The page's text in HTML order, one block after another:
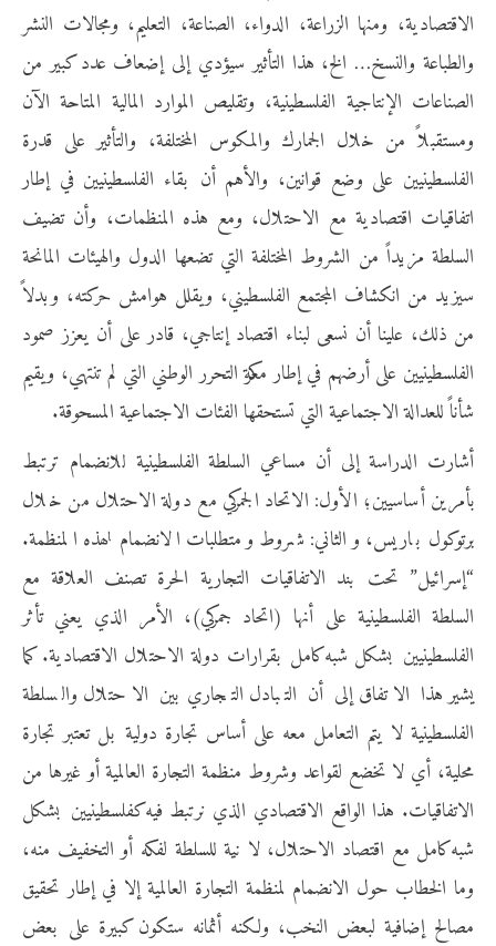
الاقتصادية، ومنها الزراعة، الدواء، الصناعة، التعليم، ومجالات النشر
والطباعة والنسخ… الخ، هذا التأثير سيؤدي إلى إضعاف عدد كبير من
الصناعات الإنتاجية الفلسطينية، وتقليص الموارد المالية المتاحة الآن
ومستقبلاً من خلال الجمارك والمكوس المختلفة، والتأثير على قدرة
الفلسطينيين على وضع قوانين، والأهم أن بقاء الفلسطينيين في إطار
اتفاقيات اقتصادية مع الاحتلال، ومع هذه المنظمات، وأن تضيف
السلطة مزيداً من الشروط المختلفة التي تضعها الدول والهيئات المانحة
سيزيد من انكشاف المجتمع الفلسطيني، ويقلل هوامش حركته، وبدلاً
من ذلك، علينا أن نسعى لبناء اقتصاد إنتاجي، قادر على أن يعزز صمود
الفلسطينيين على أرضهم في إطار معركة التحرر الوطني التي لم تنتهي، ويقيم
شأناً للعدالة الاجتماعية التي تستحقها الفئات الاجتماعية المسحوقة.
أشارت الدراسة إلى أن مساعي السلطة الفلسطينية للانضمام ترتبط
بأمرين أساسيين؛ الأول: الاتحاد الجمركي مع دولة الاحتلال من خلال
برتوكول باريس، والثاني: شروط ومتطلبات الانضمام لهذه المنظمة.
“إسرائيل” تحت بند الاتفاقيات التجارية الحرة تصنف العلاقة مع
السلطة الفلسطينية على أنها (اتحاد جمركي)، الأمر الذي يعني تأثر
الفلسطينيين بشكل شبه كامل بقرارات دولة الاحتلال الاقتصادية. كما
يشير هذا الاتفاق إلى أن التبادل التجاري بين الاحتلال والسلطة
الفلسطينية لا يتم التعامل معه على أساس تجارة دولية بل تعتبر تجارة
محلية، أي لا تخضع لقواعد وشروط منظمة التجارة العالمية أو غيرها من
الاتفاقيات. هذا الواقع الاقتصادي الذي نرتبط فيه كفلسطينيين بشكل
شبه كامل مع اقتصاد الاحتلال، لا نية للسلطة لفكه أو التخفيف منه،
وما الخطاب حول الانضمام لمنظمة التجارة العالمية إلا في إطار تحقيق
مصالح إضافية لبعض النخب، ولكنه أثمانه ستكون كبيرة على بعض